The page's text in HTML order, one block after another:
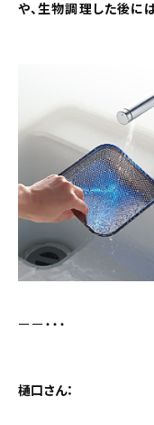
や、生物調理した後に
ーー・・・
樋口さん：